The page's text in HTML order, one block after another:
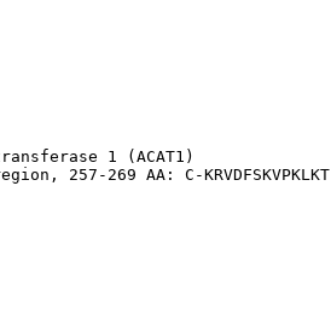
1 (ACAT1)
257-269 AA: C-KRVDFSKVPKLKT